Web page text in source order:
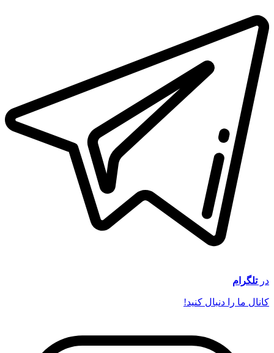
درتلگرام
کانال ما را دنبال کنید!